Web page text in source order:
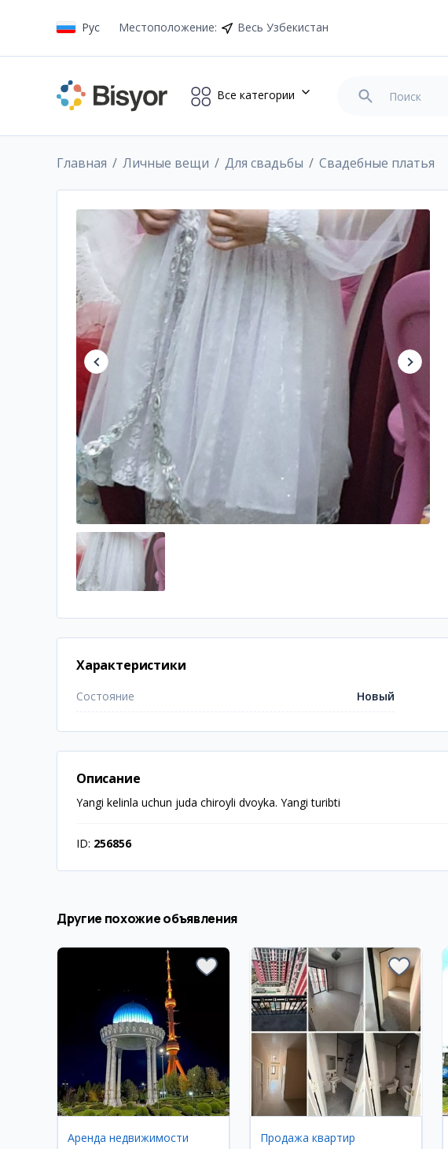
Рус Местоположение: Весь Узбекистан
Все категории
Главная Личные вещи Для свадьбы Свадебные платья
Характеристики
Состояние Новый
Описание
Yangi kelinla uchun juda chiroyli dvoyka. Yangi turibti
ID: 256856
Другие похожие объявления
Аренда недвижимости Продажа квартир